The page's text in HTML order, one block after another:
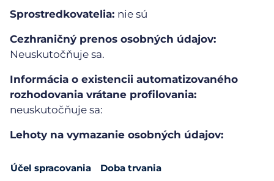
Sprostredkovatelia: nie sú
Cezhraničný prenos osobných údajov:
Neuskutočňuje sa.
Informácia o existencii automatizovaného
rozhodovania vrátane profilovania:
neuskutočňuje sa:
Lehoty na vymazanie osobných údajov:
Účel spracovania
Doba trvania